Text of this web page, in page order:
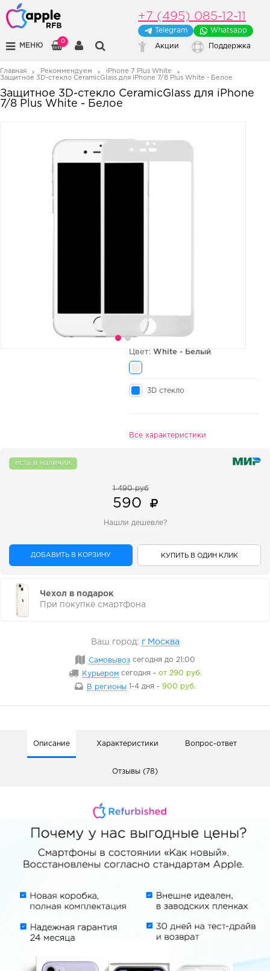
МЕНЮ
0
+7 (495) 085-12-11
Telegram Whatsapp
Акции Поддержка
Главная Рекоммендуем
iPhone 7 Plus White
Защитное 3D-стекло CeramicGlass для iPhone 7/8 Plus White - Белое
Защитное 3D-стекло CeramicGlass для iPhone
7/8 Plus White - Белое
Цвет: White - Белый
3D стекло
Все характеристики
есть в наличии
1 490 руб
590
Нашли дешевле?
ДОБАВИТЬ В КОРЗИНУ КУПИТЬ В ОДИН КЛИК
Чехол в подарок
При покупке смартфона
Ваш город: г Москва
Самовывоз сегодня до 21:00
Курьером сегодня - от 290 руб.
В регионы
1-4 дня - 900 руб.
Описание Характеристики Вопрос-ответ
Отзывы (78)